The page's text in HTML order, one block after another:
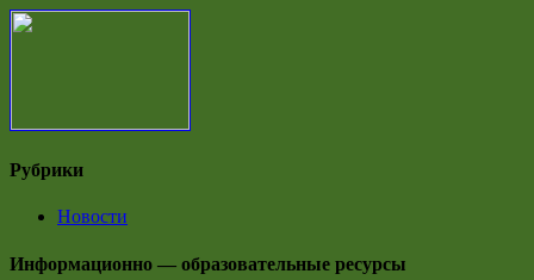
Рубрики
Новости
Информационно — образовательные ресурсы